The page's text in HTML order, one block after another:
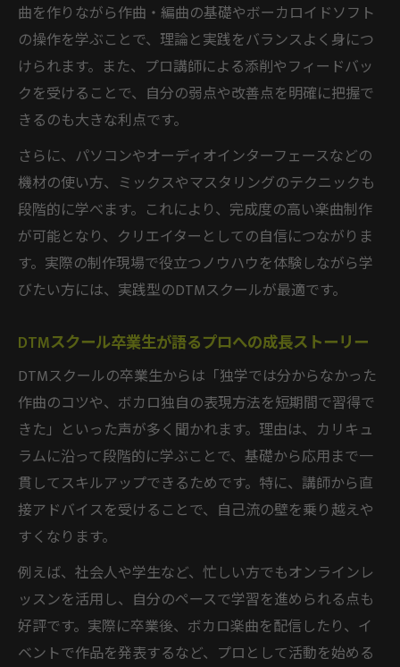
曲を作りながら作曲・編曲の基礎やボーカロイドソフト
の操作を学ぶことで、理論と実践をバランスよく身につ
けられます。また、プロ講師による添削やフィードバッ
クを受けることで、自分の弱点や改善点を明確に把握で
きるのも大きな利点です。
さらに、パソコンやオーディオインターフェースなどの
機材の使い方、ミックスやマスタリングのテクニックも
段階的に学べます。これにより、完成度の高い楽曲制作
が可能となり、クリエイターとしての自信につながりま
す。実際の制作現場で役立つノウハウを体験しながら学
びたい方には、実践型のDTMスクールが最適です。
DTMスクール卒業生が語るプロへの成長ストーリー
DTMスクールの卒業生からは「独学では分からなかった
作曲のコツや、ボカロ独自の表現方法を短期間で習得で
きた」といった声が多く聞かれます。理由は、カリキュ
ラムに沿って段階的に学ぶことで、基礎から応用まで一
貫してスキルアップできるためです。特に、講師から直
接アドバイスを受けることで、自己流の壁を乗り越えや
すくなります。
例えば、社会人や学生など、忙しい方でもオンラインレ
ッスンを活用し、自分のペースで学習を進められる点も
好評です。実際に卒業後、ボカロ楽曲を配信したり、イ
ベントで作品を発表するなど、プロとして活動を始める